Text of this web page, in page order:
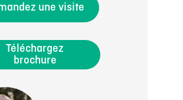
une visite
Téléchargez
brochure